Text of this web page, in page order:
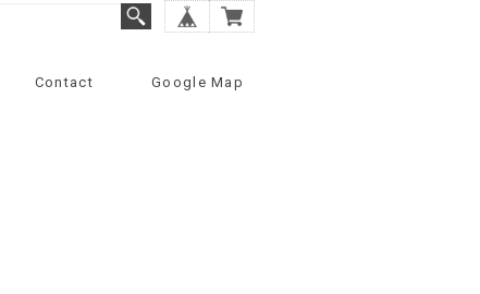
Contact Google Map